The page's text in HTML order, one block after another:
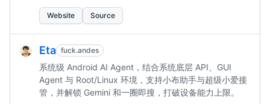
Website Source
Eta fuck.andes
系统级 Android AI Agent，结合系统底层 API、GUI
Agent 与 Root/Linux 环境，支持小布助手与超级小爱接
管，并解锁 Gemini 和一圈即搜，打破设备能力上限。